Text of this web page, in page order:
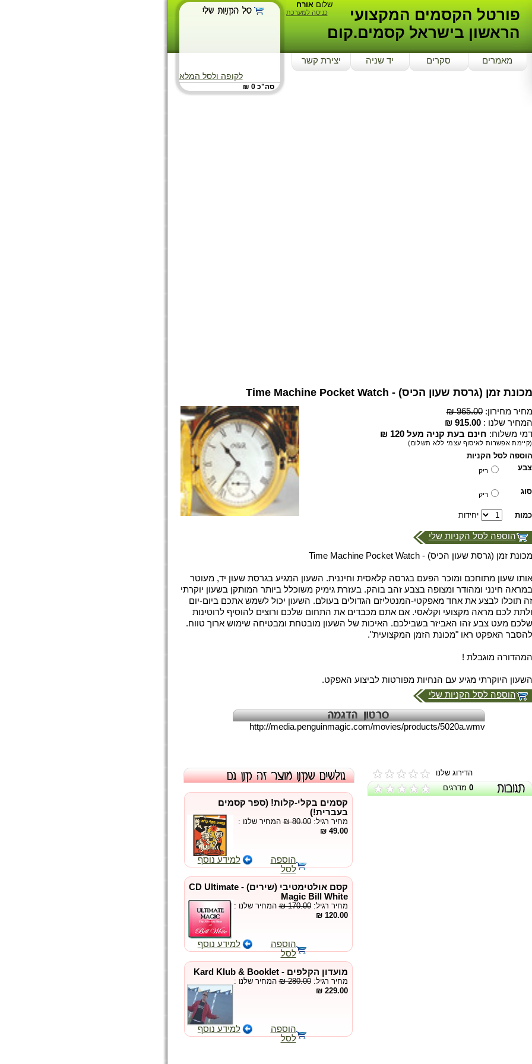
לקופה ולסל המלא
סה"כ 0 ₪
שלוםאורח
כניסה למערכת
פורטל הקסמים המקצועי
הראשון בישראל קסמים.קום
מאמרים סקרים יד שניה יצירת קשר
מכונת זמן (גרסת שעון הכיס) - Time Machine Pocket Watch
מחיר מחירון:965.00 ₪
המחיר שלנו :915.00 ₪
דמי משלוח: חינם בעת קניה מעל 120 ₪
(קיימת אפשרות לאיסוף עצמי ללא תשלום)
הוספה לסל הקניות
צבע
ריק
סוג ריק
כמות יחידות
הוספה לסל הקניות שלי
מכונת זמן (גרסת שעון הכיס) - Time Machine Pocket Watch
אותו שעון מתוחכם ומוכר הפעם בגרסה קלאסית וחיננית. השעון המגיע בגרסת שעון יד, מעוטר
במראה חינני ומהודר ומצופה בצבע זהב בוהק. בעזרת גימיק משוכלל ביותר המותקן בשעון יוקרתי
זה תוכלו לבצע את אחד מאפקטי-המנטליזם הגדולים בעולם. השעון יכול לשמש אתכם ביום-יום
ולתת לכם מראה מקצועי וקלאסי. אם אתם מכבדים את התחום שלכם ורוצים להוסיף לרוטינות
שלכם מעט צבע זהו האביזר בשבילכם. האיכות של השעון מובטחת ומבטיחה שימוש ארוך טווח.
להסבר האפקט ראו "מכונת הזמן המקצועית".
המהדורה מוגבלת !
השעון היוקרתי מגיע עם הנחיות מפורטות לביצוע האפקט.
הוספה לסל הקניות שלי
http://media.penguinmagic.com/movies/products/5020a.wmv
הדירוג שלנו
0מדרגים
קסמים בקלי-קלות! (ספר קסמים
בעברית!)
מחיר רגיל:₪ 80.00המחיר שלנו :
49.00 ₪
הוספה
לסל
למידע נוסף
קסם אולטימטיבי (שירים) - CD Ultimate
Magic Bill White
מחיר רגיל:₪ 170.00המחיר שלנו :
120.00 ₪
הוספה
לסל
למידע נוסף
מועדון הקלפים - Kard Klub & Booklet
מחיר רגיל:₪ 280.00המחיר שלנו :
229.00 ₪
הוספה
לסל
למידע נוסף